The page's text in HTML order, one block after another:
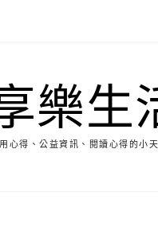
享樂生
心得、公益資訊、閱讀心得的小